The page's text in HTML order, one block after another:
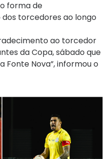
forma de
torcedores ao longo
ao torcedor
da Copa, sábado que
Fonte Nova”, informou o